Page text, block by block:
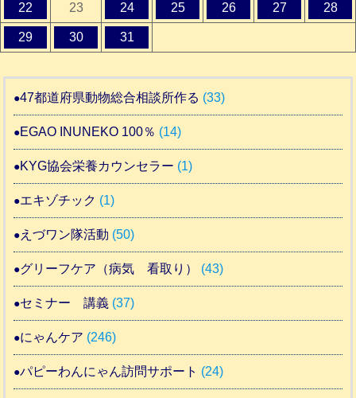
22 23 24 25 26 27 28
29 30 31
47都道府県動物総合相談所作る (33)
EGAO INUNEKO 100％ (14)
KYG協会栄養カウンセラー (1)
エキゾチック (1)
えづワン隊活動 (50)
グリーフケア（病気 看取り） (43)
セミナー 講義 (37)
にゃんケア (246)
パピーわんにゃん訪問サポート (24)